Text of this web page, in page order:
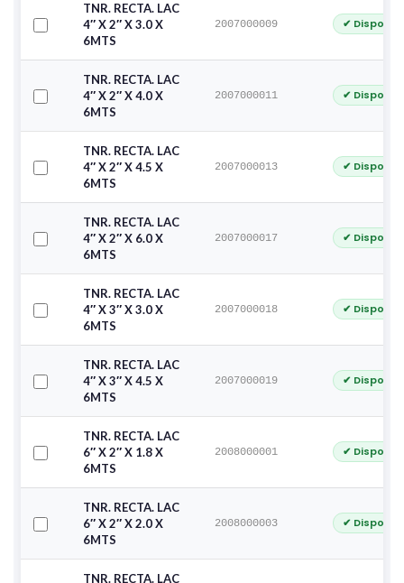
TNR. RECTA. LAC
4″ X 2″ X 3.0 X
6MTS
2007000009 ✔
TNR. RECTA. LAC
4″ X 2″ X 4.0 X
6MTS
2007000011 ✔
TNR. RECTA. LAC
4″ X 2″ X 4.5 X
6MTS
2007000013 ✔
TNR. RECTA. LAC
4″ X 2″ X 6.0 X
6MTS
2007000017 ✔
TNR. RECTA. LAC
4″ X 3″ X 3.0 X
6MTS
2007000018 ✔
TNR. RECTA. LAC
4″ X 3″ X 4.5 X
6MTS
2007000019 ✔
TNR. RECTA. LAC
6″ X 2″ X 1.8 X
6MTS
2008000001 ✔
TNR. RECTA. LAC
6″ X 2″ X 2.0 X
6MTS
2008000003 ✔
TNR. RECTA. LAC